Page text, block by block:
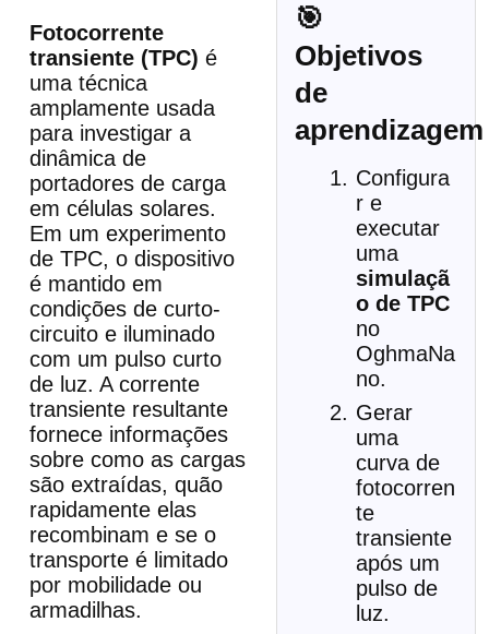
🎯
Objetivos
de
aprendizagem
Configura
r e
executar
uma
simulaçã
o de TPC
no
OghmaNa
no.
Gerar
uma
curva de
fotocorren
te
transiente
após um
pulso de
luz.
Fotocorrente
transiente (TPC) é
uma técnica
amplamente usada
para investigar a
dinâmica de
portadores de carga
em células solares.
Em um experimento
de TPC, o dispositivo
é mantido em
condições de curto-
circuito e iluminado
com um pulso curto
de luz. A corrente
transiente resultante
fornece informações
sobre como as cargas
são extraídas, quão
rapidamente elas
recombinam e se o
transporte é limitado
por mobilidade ou
armadilhas.